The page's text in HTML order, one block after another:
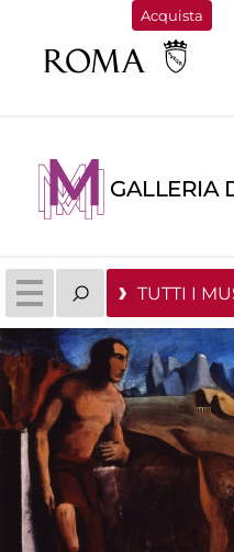
Acquista
GALLERIA
TUTTI I